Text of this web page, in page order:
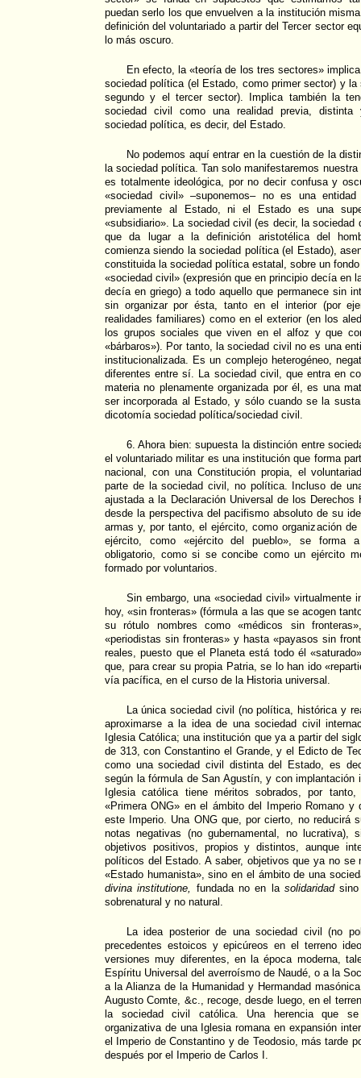
puedan serlo los que envuelven a la institución
definición del voluntariado a partir del Tercer sector
lo más oscuro.
En efecto, la «teoría de los tres sectores»
sociedad política (el Estado, como primer sector) y
segundo y el tercer sector). Implica también la
sociedad civil como una realidad previa,
sociedad política, es decir, del Estado.
No podemos aquí entrar en la cuestión de la
la sociedad política. Tan solo manifestaremos
es totalmente ideológica, por no decir confusa y
«sociedad civil» –suponemos– no es una
previamente al Estado, ni el Estado es una
«subsidiario». La sociedad civil (es decir, la sociedad
que da lugar a la definición aristotélica del
comienza siendo la sociedad política (el Estado),
constituida la sociedad política estatal, sobre un
«sociedad civil» (expresión que en principio decía en
decía en griego) a todo aquello que permanece sin
sin organizar por ésta, tanto en el interior (por
realidades familiares) como en el exterior (en los
los grupos sociales que viven en el alfoz y que
«bárbaros»). Por tanto, la sociedad civil no es una
institucionalizada. Es un complejo heterogéneo,
diferentes entre sí. La sociedad civil, que entra en
materia no plenamente organizada por él, es una
ser incorporada al Estado, y sólo cuando se la
dicotomía sociedad política/sociedad civil.
6. Ahora bien: supuesta la distinción entre
el voluntariado militar es una institución que forma
nacional, con una Constitución propia, el
parte de la sociedad civil, no política. Incluso de
ajustada a la Declaración Universal de los Derechos
desde la perspectiva del pacifismo absoluto de su
armas y, por tanto, el ejército, como organización
ejército, como «ejército del pueblo», se forma
obligatorio, como si se concibe como un ejército
formado por voluntarios.
Sin embargo, una «sociedad civil» virtualmente
hoy, «sin fronteras» (fórmula a las que se acogen
su rótulo nombres como «médicos sin
«periodistas sin fronteras» y hasta «payasos sin
reales, puesto que el Planeta está todo él
que, para crear su propia Patria, se lo han ido
vía pacífica, en el curso de la Historia universal.
La única sociedad civil (no política, histórica y
aproximarse a la idea de una sociedad civil
Iglesia Católica; una institución que ya a partir del
de 313, con Constantino el Grande, y el Edicto de
como una sociedad civil distinta del Estado, es
según la fórmula de San Agustín, y con implantación
Iglesia católica tiene méritos sobrados, por
«Primera ONG» en el ámbito del Imperio Romano
este Imperio. Una ONG que, por cierto, no reducirá
notas negativas (no gubernamental, no lucrativa),
objetivos positivos, propios y distintos, aunque
políticos del Estado. A saber, objetivos que ya no se
«Estado humanista», sino en el ámbito de una
divina institutione, fundada no en la solidaridad
sobrenatural y no natural.
La idea posterior de una sociedad civil (no
precedentes estoicos y epicúreos en el terreno
versiones muy diferentes, en la época moderna,
Espíritu Universal del averroísmo de Naudé, o a la
a la Alianza de la Humanidad y Hermandad
Augusto Comte, &c., recoge, desde luego, en el
la sociedad civil católica. Una herencia que
organizativa de una Iglesia romana en expansión
el Imperio de Constantino y de Teodosio, más tarde
después por el Imperio de Carlos I.